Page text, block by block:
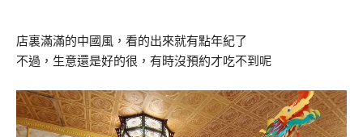
店裏滿滿的中國風，看的出來就有點年紀了
不過，生意還是好的很，有時沒預約才吃不到呢